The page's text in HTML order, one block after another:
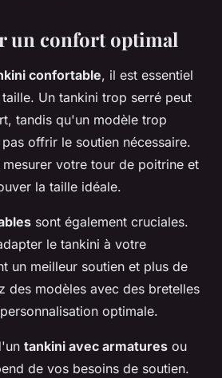
un confort optimal
confortable, il est essentiel
Un tankini trop serré peut
tandis qu'un modèle trop
offrir le soutien nécessaire.
votre tour de poitrine et
la taille idéale.
sont également cruciales.
le tankini à votre
un meilleur soutien et plus de
des modèles avec des bretelles
optimale.
tankini avec armatures ou
de vos besoins de soutien.